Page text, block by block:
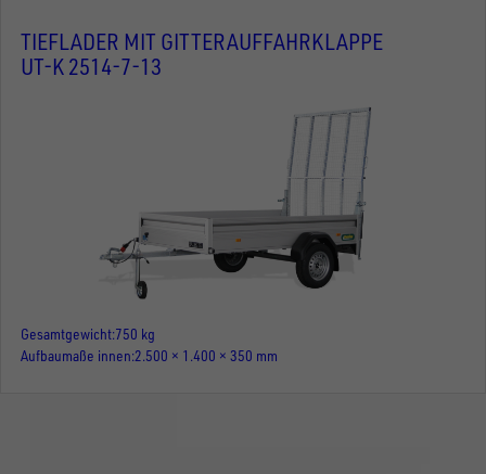
TIEFLADER MIT GITTERAUFFAHRKLAPPE
UT-K 2514-7-13
Gesamtgewicht 750 kg
Aufbaumaße innen 2.500 × 1.400 × 350 mm